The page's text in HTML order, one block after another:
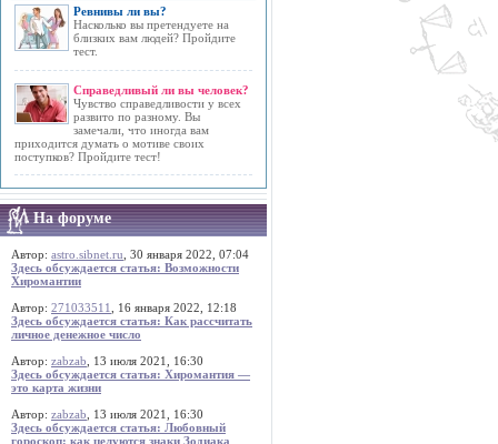
Ревнивы ли вы?
Насколько вы претендуете на
близких вам людей? Пройдите
тест.
Справедливый ли вы человек?
Чувство справедливости у всех
развито по разному. Вы
замечали, что иногда вам
приходится думать о мотиве своих
поступков? Пройдите тест!
На форуме
Автор: astro.sibnet.ru , 30 января 2022, 07:04
Здесь обсуждается статья: Возможности
Хиромантии
Автор: 271033511
, 16 января 2022, 12:18
Здесь обсуждается статья: Как рассчитать
личное денежное число
Автор: zabzab , 13 июля 2021, 16:30
Здесь обсуждается статья: Хиромантия —
это карта жизни
Автор: zabzab , 13 июля 2021, 16:30
Здесь обсуждается статья: Любовный
гороскоп: как целуются знаки Зодиака